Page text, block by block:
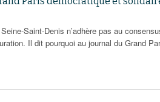
Saint-Denis n’adhère pas au
Il dit pourquoi au journal du Grand